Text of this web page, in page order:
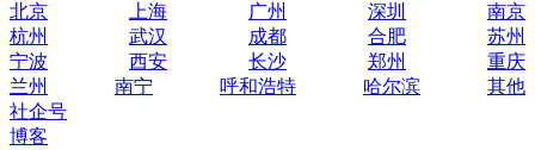
北京
上海 广州 深圳
南京
杭州
武汉 成都 合肥
苏州
宁波
西安 长沙 郑州
重庆
兰州
南宁 呼和浩特 哈尔滨
其他
社企号
博客